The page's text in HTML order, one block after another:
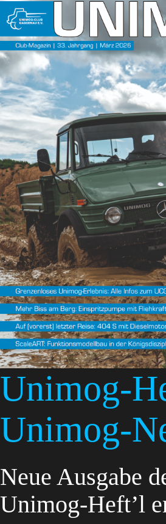
Unimog-
Unimog-
Neue Ausgabe
Unimog-Heft’l